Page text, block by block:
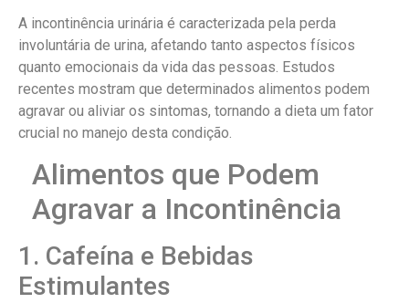
A incontinência urinária é caracterizada pela perda
involuntária de urina, afetando tanto aspectos físicos
quanto emocionais da vida das pessoas. Estudos
recentes mostram que determinados alimentos podem
agravar ou aliviar os sintomas, tornando a dieta um fator
crucial no manejo desta condição.
Alimentos que Podem
Agravar a Incontinência
1. Cafeína e Bebidas
Estimulantes